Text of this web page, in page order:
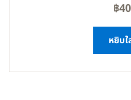
฿
หยิบใ